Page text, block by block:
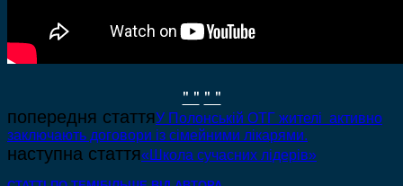
" " " "
попередня статтяУ Полонській ОТГ жителі активно
заключають договори із сімейними лікарями.
наступна стаття«Школа сучасних лідерів»